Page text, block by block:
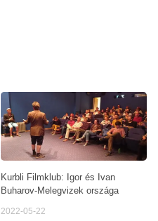
Kurbli Filmklub: Igor és Ivan
Buharov-Melegvizek országa
2022-05-22